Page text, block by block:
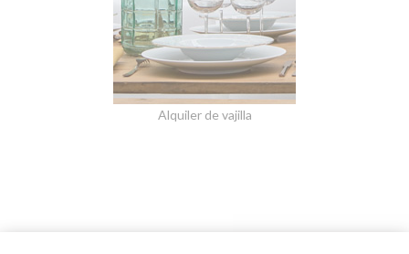
Alquiler de vajilla